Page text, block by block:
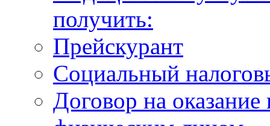
получить:
Прейскурант
Социальный
Договор на